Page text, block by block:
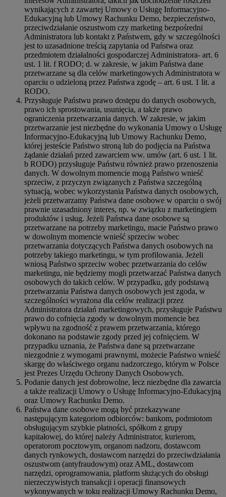
wynikających z zawartej Umowy o Usługę Informacyjno-
Edukacyjną lub Umowy Rachunku Demo, bezpieczeństwo,
przeciwdziałanie oszustwom czy marketing bezpośredni
Administratora lub kontakt z Państwem, gdy w szczególności
jest to uzasadnione treścią zapytania od Państwa oraz
przedmiotem działalności gospodarczej Administratora- art. 6
ust. 1 lit. f RODO; d. w zakresie, w jakim Państwa dane
przetwarzane są dla celów marketingowych Administratora w
oparciu o udzieloną przez Państwa zgodę – art. 6 ust. 1 lit. a
RODO.
Przysługuje Państwu prawo dostępu do danych osobowych,
prawo ich sprostowania, usunięcia, a także prawo
ograniczenia przetwarzania danych. W zakresie, w jakim
przetwarzanie jest niezbędne do wykonania Umowy o Usługę
Informacyjno-Edukacyjną lub Umowy Rachunku Demo,
której jesteście Państwo stroną lub do podjęcia na Państwa
żądanie działań przed zawarciem ww. umów (art. 6 ust. 1 lit.
b RODO) przysługuje Państwu również prawo przenoszenia
danych. W dowolnym momencie mogą Państwo wnieść
sprzeciw, z przyczyn związanych z Państwa szczególną
sytuacją, wobec wykorzystania Państwa danych osobowych,
jeżeli przetwarzamy Państwa dane osobowe w oparciu o swój
prawnie uzasadniony interes, np. w związku z marketingiem
produktów i usług. Jeżeli Państwa dane osobowe są
przetwarzane na potrzeby marketingu, macie Państwo prawo
w dowolnym momencie wnieść sprzeciw wobec
przetwarzania dotyczących Państwa danych osobowych na
potrzeby takiego marketingu, w tym profilowania. Jeżeli
wniosą Państwo sprzeciw wobec przetwarzania do celów
marketingu, nie będziemy mogli przetwarzać Państwa danych
osobowych do takich celów. W przypadku, gdy podstawą
przetwarzania Państwa danych osobowych jest zgoda, w
szczególności wyrażona dla celów realizacji przez
Administratora działań marketingowych, przysługuje Państwu
prawo do cofnięcia zgody w dowolnym momencie bez
wpływu na zgodność z prawem przetwarzania, którego
dokonano na podstawie zgody przed jej cofnięciem. W
przypadku uznania, że Państwa dane są przetwarzane
niezgodnie z wymogami prawnymi, możecie Państwo wnieść
skargę do właściwego organu nadzorczego, którym w Polsce
jest Prezes Urzędu Ochrony Danych Osobowych.
Podanie danych jest dobrowolne, lecz niezbędne dla zawarcia
a także realizacji Umowy o Usługę Informacyjno-Edukacyjną
oraz Umowy Rachunku Demo.
Państwa dane osobowe mogą być przekazywane
następującym kategoriom odbiorców: bankom, podmiotom
obsługującym szybkie płatności, spółkom z grupy
kapitałowej, do której należy Administrator, kurierom,
operatorom pocztowym, organom nadzoru, dostawcom
danych rynkowych, dostawcom narzędzi do przeciwdziałania
oszustwom (antyfraudowym) oraz AML, dostawcom
narzędzi, oprogramowania, platform służących do obsługi
nierzeczywistych transakcji i operacji finansowych
wykonywanych w toku realizacji Umowy Rachunku Demo,